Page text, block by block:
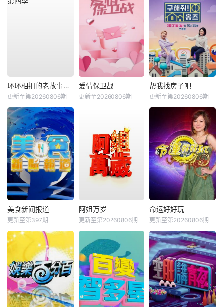
环环相扣的老故事第四季
更新至第20260806期
爱情保卫战
更新至20260806期
帮我找房子吧
更新至第20260806期
美食新闻报道
更新至第397期
阿姐万岁
更新至第20260806期
命运好好玩
更新至第20260806期